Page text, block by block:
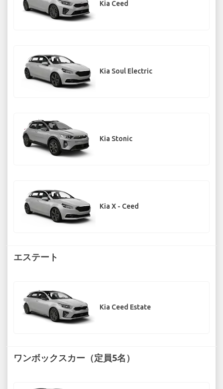
Kia Ceed
Kia Soul Electric
Kia Stonic
Kia X - Ceed
エステート
Kia Ceed Estate
ワンボックスカー（定員5名）